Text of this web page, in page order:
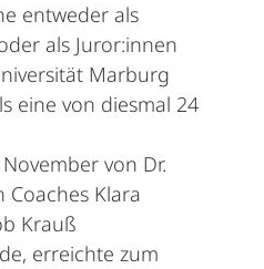
entweder als
als Juror:innen
Marburg
eine von diesmal 24
von Dr.
Klara
Krauß
erreichte zum